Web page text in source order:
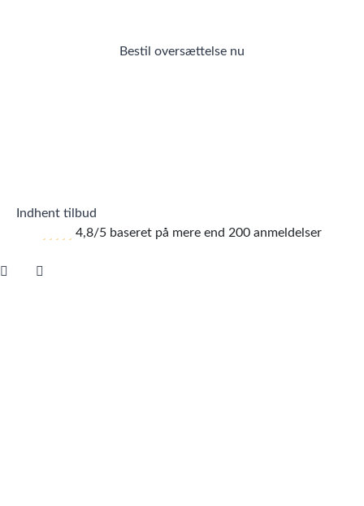
Bestil oversættelse nu
Indhent tilbud
4,8/5 baseret på mere end 200 anmeldelser